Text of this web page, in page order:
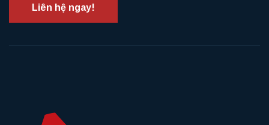
Liên hệ ngay!